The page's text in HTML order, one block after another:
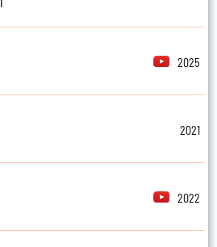
2025
2021
2022